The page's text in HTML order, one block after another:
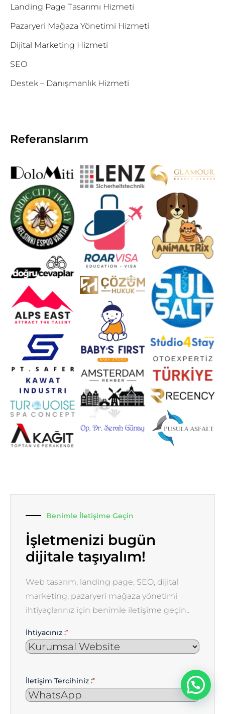
Landing Page Tasarımı Hizmeti
Pazaryeri Mağaza Yönetimi Hizmeti
Dijital Marketing Hizmeti
SEO
Destek – Danışmanlık Hizmeti
Referanslarım
Benimle İletişime Geçin
İşletmenizi bugün
dijitale taşıyalım!
Web tasarım, landing page, SEO, dijital
marketing, pazaryeri mağaza yönetimi
ihtiyaçlarınız için benimle iletişime geçin..
İhtiyacınız :*
İletişim Tercihiniz :*